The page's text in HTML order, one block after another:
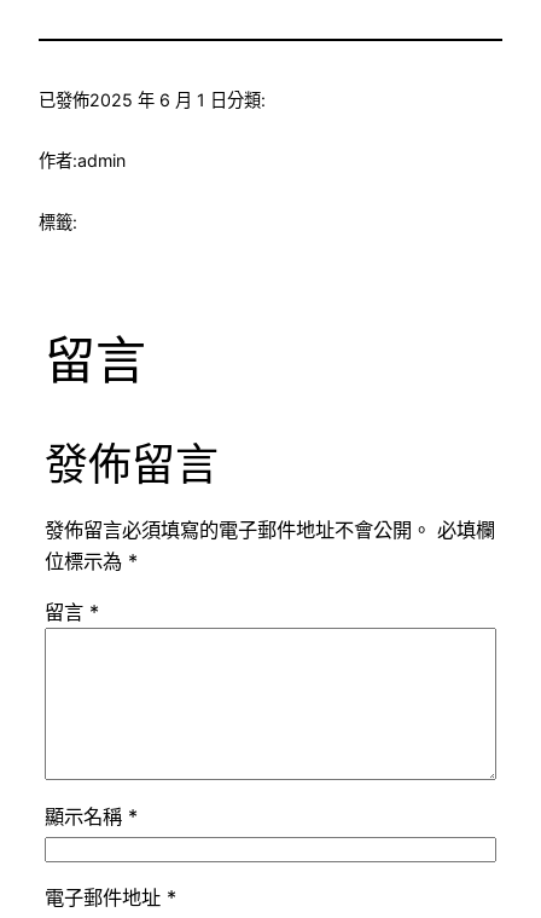
已發佈2025 年 6 月 1 日分類:
作者:admin
標籤:
留言
發佈留言
發佈留言必須填寫的電子郵件地址不會公開。 必填欄
位標示為 *
留言 *
顯示名稱 *
電子郵件地址 *